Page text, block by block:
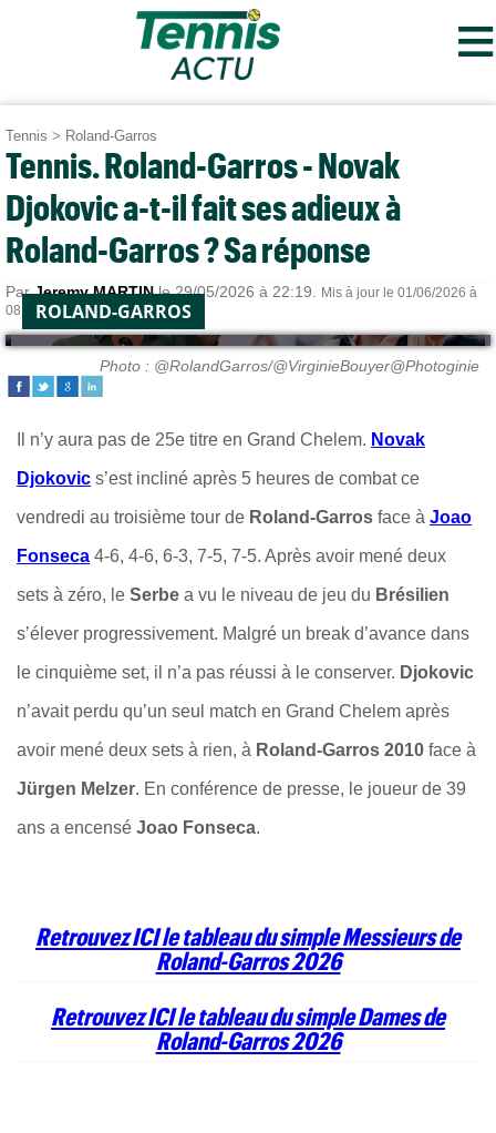
≡
Tennis > Roland-Garros
Tennis. Roland-Garros - Novak
Djokovic a-t-il fait ses adieux à
Roland-Garros ? Sa réponse
ParJeremy MARTINle 29/05/2026 à 22:19.
Mis à jour le 01/06/2026 à
08:41.ROLAND-GARROS
Photo : @RolandGarros/@VirginieBouyer@Photoginie
Il n’y aura pas de 25e titre en Grand Chelem. Novak
Djokovic s’est incliné après 5 heures de combat ce
vendredi au troisième tour de Roland-Garros face à Joao
Fonseca 4-6, 4-6, 6-3, 7-5, 7-5. Après avoir mené deux
sets à zéro, le Serbe a vu le niveau de jeu du Brésilien
s’élever progressivement. Malgré un break d’avance dans
le cinquième set, il n’a pas réussi à le conserver. Djokovic
n’avait perdu qu’un seul match en Grand Chelem après
avoir mené deux sets à rien, à Roland-Garros 2010 face à
Jürgen Melzer. En conférence de presse, le joueur de 39
ans a encensé Joao Fonseca.
Retrouvez ICI le tableau du simple Messieurs de
Roland-Garros 2026
Retrouvez ICI le tableau du simple Dames de
Roland-Garros 2026